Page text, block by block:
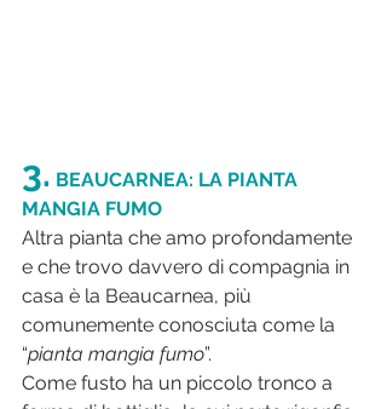
3. BEAUCARNEA: LA PIANTA
MANGIA FUMO
Altra pianta che amo profondamente
e che trovo davvero di compagnia in
casa è la Beaucarnea, più
comunemente conosciuta come la
“pianta mangia fumo”.
Come fusto ha un piccolo tronco a